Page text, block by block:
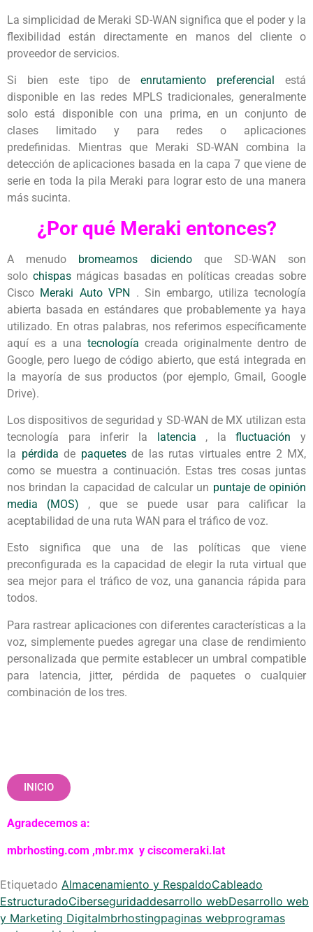
La simplicidad de Meraki SD-WAN significa que el poder y la
flexibilidad están directamente en manos del cliente o
proveedor de servicios.
Si bien este tipo deenrutamiento preferencial
está
disponible en las redes MPLS tradicionales, generalmente
solo está disponible con una prima, en un conjunto de
clases limitado y para redes o aplicaciones
predefinidas. Mientras que Meraki SD-WAN combina la
detección de aplicaciones basada en la capa 7 que viene de
serie en toda la pila Meraki para lograr esto de una manera
más sucinta.
¿Por qué Meraki entonces?
A menudo bromeamos diciendoque SD-WAN son
solo chispas mágicas basadas en políticas creadas sobre
Cisco Meraki Auto VPN . Sin embargo, utiliza tecnología
abierta basada en estándares que probablemente ya haya
utilizado. En otras palabras, nos referimos específicamente
aquí es a una tecnología creada originalmente dentro de
Google, pero luego de código abierto, que está integrada en
la mayoría de sus productos (por ejemplo, Gmail, Google
Drive).
Los dispositivos de seguridad y SD-WAN de MX utilizan esta
tecnología para inferir la latencia , lafluctuación y
la pérdida de paquetesde las rutas virtuales entre 2 MX,
como se muestra a continuación. Estas tres cosas juntas
nos brindan la capacidad de calcular un puntaje de opinión
media (MOS) , que se puede usar para calificar la
aceptabilidad de una ruta WAN para el tráfico de voz.
Esto significa que una de las políticas que viene
preconfigurada es la capacidad de elegir la ruta virtual que
sea mejor para el tráfico de voz, una ganancia rápida para
todos.
Para rastrear aplicaciones con diferentes características a la
voz, simplemente puedes agregar una clase de rendimiento
personalizada que permite establecer un umbral compatible
para latencia, jitter, pérdida de paquetes o cualquier
combinación de los tres.
INICIO
Agradecemos a:
mbrhosting.com ,mbr.mx y ciscomeraki.lat
Etiquetado Almacenamiento y RespaldoCableado
EstructuradoCiberseguridaddesarrollo webDesarrollo web
y Marketing Digitalmbrhostingpaginas webprogramas